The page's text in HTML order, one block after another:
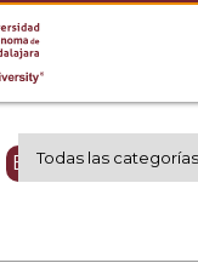
Expertos UAG